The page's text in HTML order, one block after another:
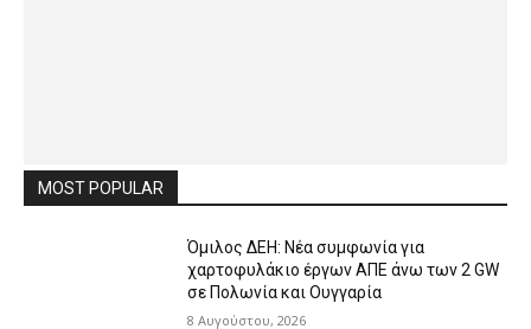
MOST POPULAR
Όμιλος ΔΕΗ: Νέα συμφωνία για
χαρτοφυλάκιο έργων ΑΠΕ άνω των 2 GW
σε Πολωνία και Ουγγαρία
8 Αυγούστου, 2026